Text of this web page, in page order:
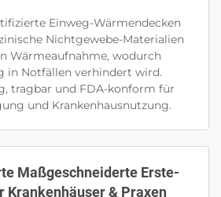
Einweg-Wärmendecken
Nichtgewebe-Materialien
Wärmeaufnahme, wodurch
in Notfällen verhindert wird.
tragbar und FDA-konform für
und Krankenhausnutzung.
Maßgeschneiderte Erste-
Krankenhäuser & Praxen